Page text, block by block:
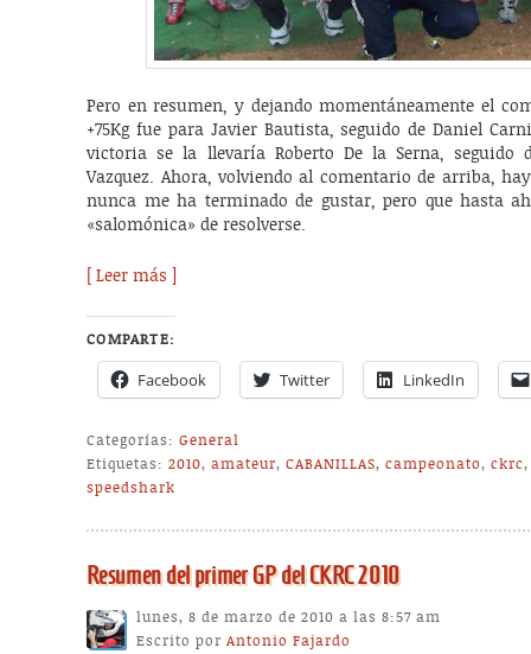
Pero en resumen, y dejando momentáneamente el
+75Kg fue para Javier Bautista, seguido de Daniel
victoria se la llevaría Roberto De la Serna, seguido
Vazquez. Ahora, volviendo al comentario de arriba,
nunca me ha terminado de gustar, pero que hasta
«salomónica» de resolverse.
[ Leer más ]
COMPARTE:
Facebook Twitter LinkedIn
Categorías: General
Etiquetas: 2010,amateur,CABANILLAS,campeonato,ckrc
speedshark
Resumen del primer GP del CKRC 2010
lunes, 8 de marzo de 2010 a las 8:57 am
Escrito porAntonio Fajardo